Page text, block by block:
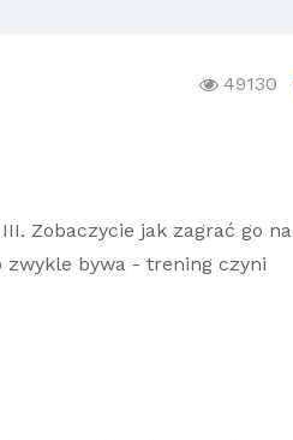
49130
Zobaczycie jak zagrać go na
zwykle bywa - trening czyni